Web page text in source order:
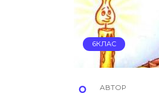
6КЛАС
АВТОР